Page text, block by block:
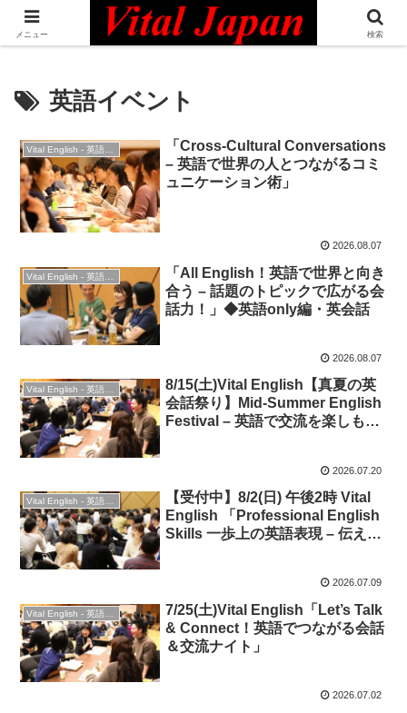
日本最大級の英語コミュニティ・Bilingual Professionals Network
英語イベント
Vital English - 英語勉強会
「Cross-Cultural Conversations
– 英語で世界の人とつながるコミ
ュニケーション術」
2026.08.07
Vital English - 英語勉強会
「All English！英語で世界と向き
合う – 話題のトピックで広がる会
話力！」◆英語only編・英会話
2026.08.07
Vital English - 英語勉強会
8/15(土)Vital English【真夏の英
会話祭り】Mid-Summer English
Festival – 英語で交流を楽しも
2026.07.20
Vital English - 英語勉強会
【受付中】8/2(日) 午後2時 Vital
English 「Professional English
Skills 一歩上の英語表現 – 伝える
2026.07.09
Vital English - 英語勉強会
7/25(土)Vital English「Let’s Talk
& Connect！英語でつながる会話
＆交流ナイト」
2026.07.02
メニュー 検索